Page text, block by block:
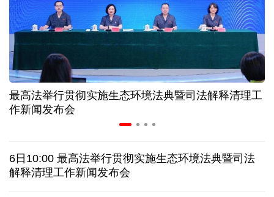
非必要不乱花 医保个人账户里的钱如何用在刀刃上
"校园贷"换上"新马甲" 警惕暑假期间网络消费陷阱
2026暑期档票房破85亿 已连续30天单日票房破亿
探访泰缅“死亡铁路”，见证日本军国主义侵略罪行
最高法举行贯彻实施生态环境法典暨司法解释清理工
作新闻发布会
6日10:00 最高法举行贯彻实施生态环境法典暨司法
解释清理工作新闻发布会